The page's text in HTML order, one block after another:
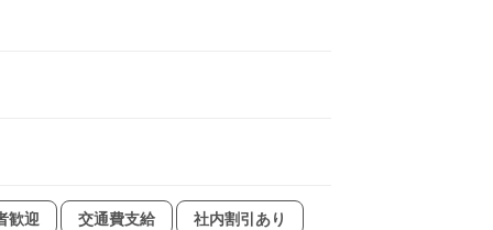
歓迎 交通費支給
社内割引あり